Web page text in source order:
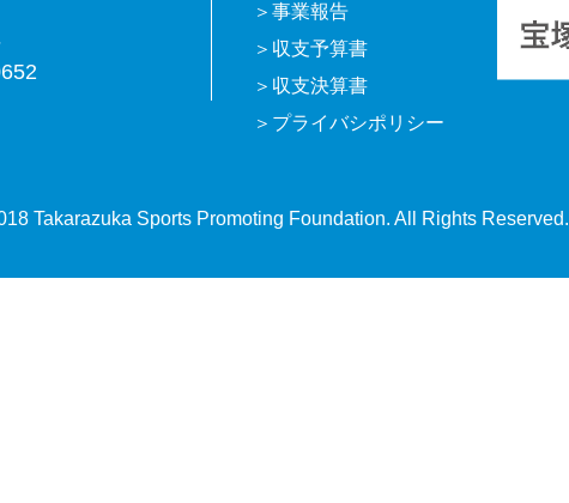
事業報告
収支予算書
収支決算書
プライバシポリシー
Takarazuka Sports Promoting Foundation. All Rights Reserved.